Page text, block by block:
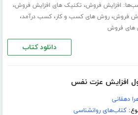
افزایش فروش، تکنیک های افزایش فروش،
فروش،روش های کسب و کار،کسب درآمد،
های فروش
دانلود کتاب
افزایش عزت نفس
دهقانی
کتاب‌های روانشناسی